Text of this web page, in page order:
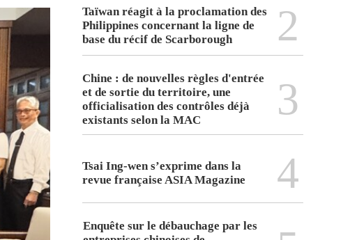
Taïwan réagit à la proclamation des
Philippines concernant la ligne de
base du récif de Scarborough
2
Chine : de nouvelles règles d'entrée
et de sortie du territoire, une
officialisation des contrôles déjà
existants selon la MAC
3
Tsai Ing-wen s’exprime dans la
revue française ASIA Magazine
4
Enquête sur le débauchage par les